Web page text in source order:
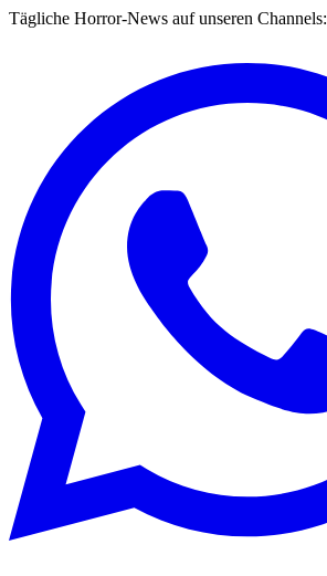
Tägliche Horror-News auf unseren Channels: